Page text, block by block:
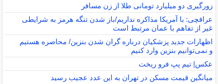
زورگیری دو میلیارد تومانی طلا از زن مسافر
عراقچی: با آمریکا مذاکره نداریم/باز شدن تنگه هرمز به شرایطی
غیر از تفاهم با عمان مرتبط است
اظهارات جدید پزشکیان درباره گران شدن بنزین/ محاصره هستیم
و نمی‌توانیم بنزین وارد کنیم
عکس| تیم پپ فرو ریخت
میانگین قیمت مسکن در تهران به این عدد عجیب رسید